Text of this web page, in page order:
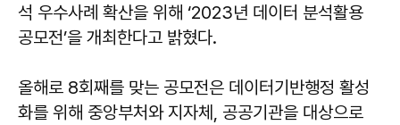
석 우수사례 확산을 위해 ‘2023년 데이터 분석활용
공모전’을 개최한다고 밝혔다.
올해로 8회째를 맞는 공모전은 데이터기반행정 활성
화를 위해 중앙부처와 지자체, 공공기관을 대상으로